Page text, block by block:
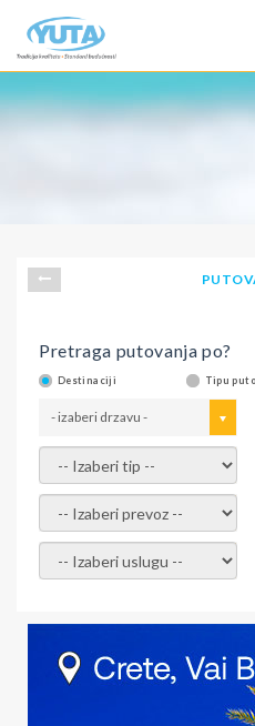
Pretraga putovanja po?
Destinaciji Tipu
- izaberi drzavu -
- izaberi tip -
- izaberi prevoz -
- Izaberite uslugu -